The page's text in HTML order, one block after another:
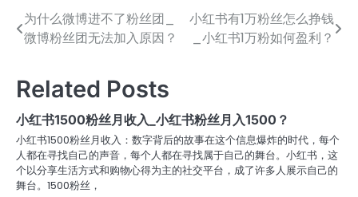
文
章
导
航
为什么微博进不了粉丝团_
微博粉丝团无法加入原因？
小红书有1万粉丝怎么挣钱
_小红书1万粉如何盈利？
Related Posts
小红书1500粉丝月收入_小红书粉丝月入1500？
小红书1500粉丝月收入：数字背后的故事在这个信息爆炸的时代，每个
人都在寻找自己的声音，每个人都在寻找属于自己的舞台。小红书，这
个以分享生活方式和购物心得为主的社交平台，成了许多人展示自己的
舞台。1500粉丝，